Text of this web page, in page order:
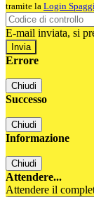
tramite la Login
E-mail inviata, si
Errore
Chiudi
Successo
Chiudi
Informazione
Chiudi
Attendere...
Attendere il